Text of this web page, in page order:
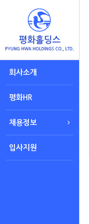
회사소개
평화HR
채용정보
입사지원